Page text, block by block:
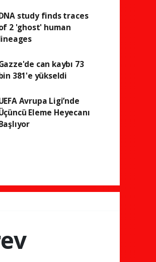
study finds traces
2 'ghost' human
can kaybı 73
381'e yükseldi
Avrupa Ligi’nde
Eleme Heyecanı